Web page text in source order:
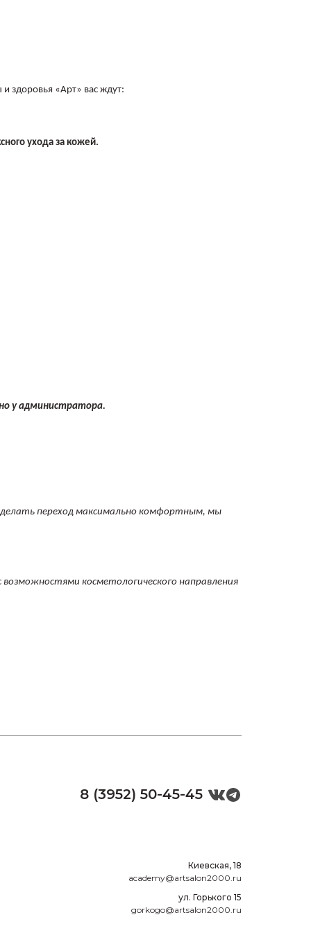
здоровья «Арт» вас ждут:
ухода за кожей.
у администратора.
переход максимально комфортным, мы
косметологического направления
8 (3952) 50-45-45
Киевская, 18
academy@artsalon2000.ru
ул. Горького 15
gorkogo@artsalon2000.ru